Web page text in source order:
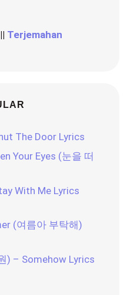
|| Terjemahan
The Door Lyrics
Your Eyes (눈을 떠
With Me Lyrics
(여름아 부탁해)
) – Somehow Lyrics